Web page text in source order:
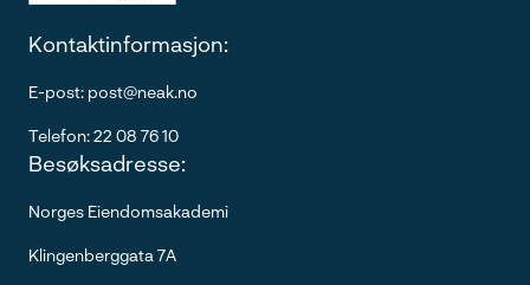
Kontaktinformasjon:
E-post: post@neak.no
Telefon: 22 08 76 10
Besøksadresse:
Norges Eiendomsakademi
Klingenberggata 7A